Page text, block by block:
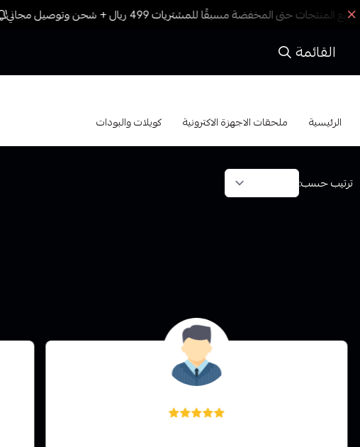
القائمة
الرئيسية ملحقات الاجهزة الاكترونية كويلات والبودات
ترتيب حسب: